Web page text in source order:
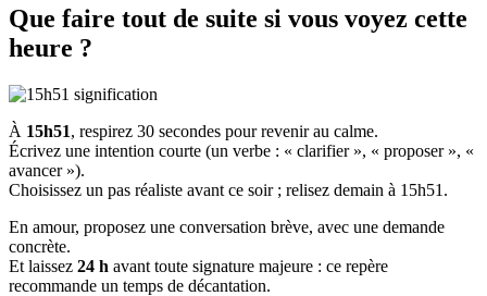
Que faire tout de suite si vous voyez cette
heure ?
À 15h51, respirez 30 secondes pour revenir au calme.
Écrivez une intention courte (un verbe : « clarifier », « proposer », «
avancer »).
Choisissez un pas réaliste avant ce soir ; relisez demain à 15h51.
En amour, proposez une conversation brève, avec une demande
concrète.
Et laissez 24 h avant toute signature majeure : ce repère
recommande un temps de décantation.